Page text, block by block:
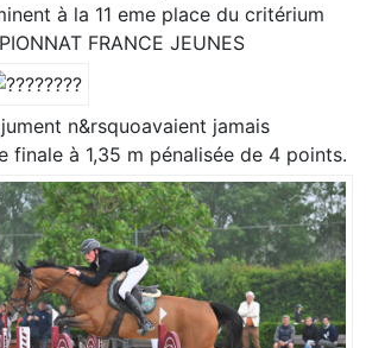
à la 11 eme place du critérium
FRANCE JEUNES
n&rsquoavaient jamais
finale à 1,35 m pénalisée de 4 points.